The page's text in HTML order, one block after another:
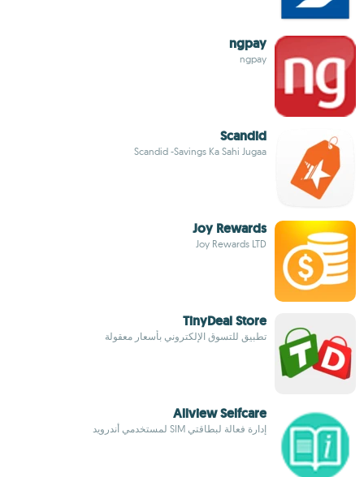
ngpay
ngpay
Scandid
Scandid -Savings Ka Sahi Jugaa
Joy Rewards
Joy Rewards LTD
TinyDeal Store
تطبيق للتسوق الإلكتروني بأسعار معقولة
Allview Selfcare
إدارة فعالة لبطاقتي SIM لمستخدمي أندرويد